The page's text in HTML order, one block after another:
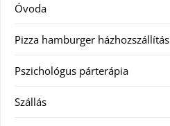
Óvoda
Pizza hamburger házhozszállítás
Pszichológus párterápia
Szállás